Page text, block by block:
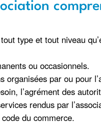
type et tout niveau
ou occasionnels.
par ou pour
l’agrément des
rendus par
du commerce.